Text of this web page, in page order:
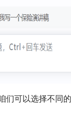
们可以选择不同